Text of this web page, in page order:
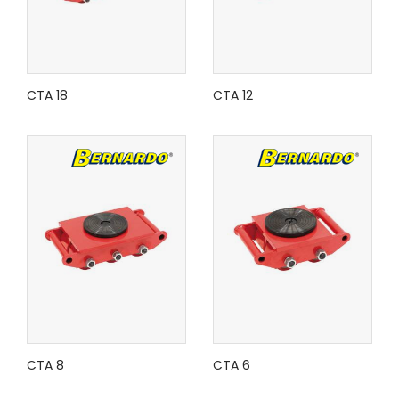
CTA 18 CTA 12
CTA 8 CTA 6